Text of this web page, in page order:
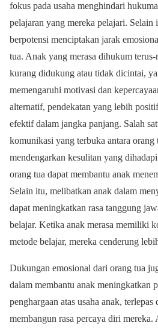
fokus pada usaha menghindari
pelajaran yang mereka pelajari. Selain
berpotensi menciptakan jarak
tua. Anak yang merasa dihukum terus-
kurang didukung atau tidak dicintai,
memengaruhi motivasi dan
alternatif, pendekatan yang lebih
efektif dalam jangka panjang. Salah
komunikasi yang terbuka antara orang
mendengarkan kesulitan yang
orang tua dapat membantu anak
Selain itu, melibatkan anak dalam
dapat meningkatkan rasa tanggung
belajar. Ketika anak merasa memiliki
metode belajar, mereka cenderung
Dukungan emosional dari orang tua
dalam membantu anak meningkatkan
penghargaan atas usaha anak,
membangun rasa percaya diri mereka.